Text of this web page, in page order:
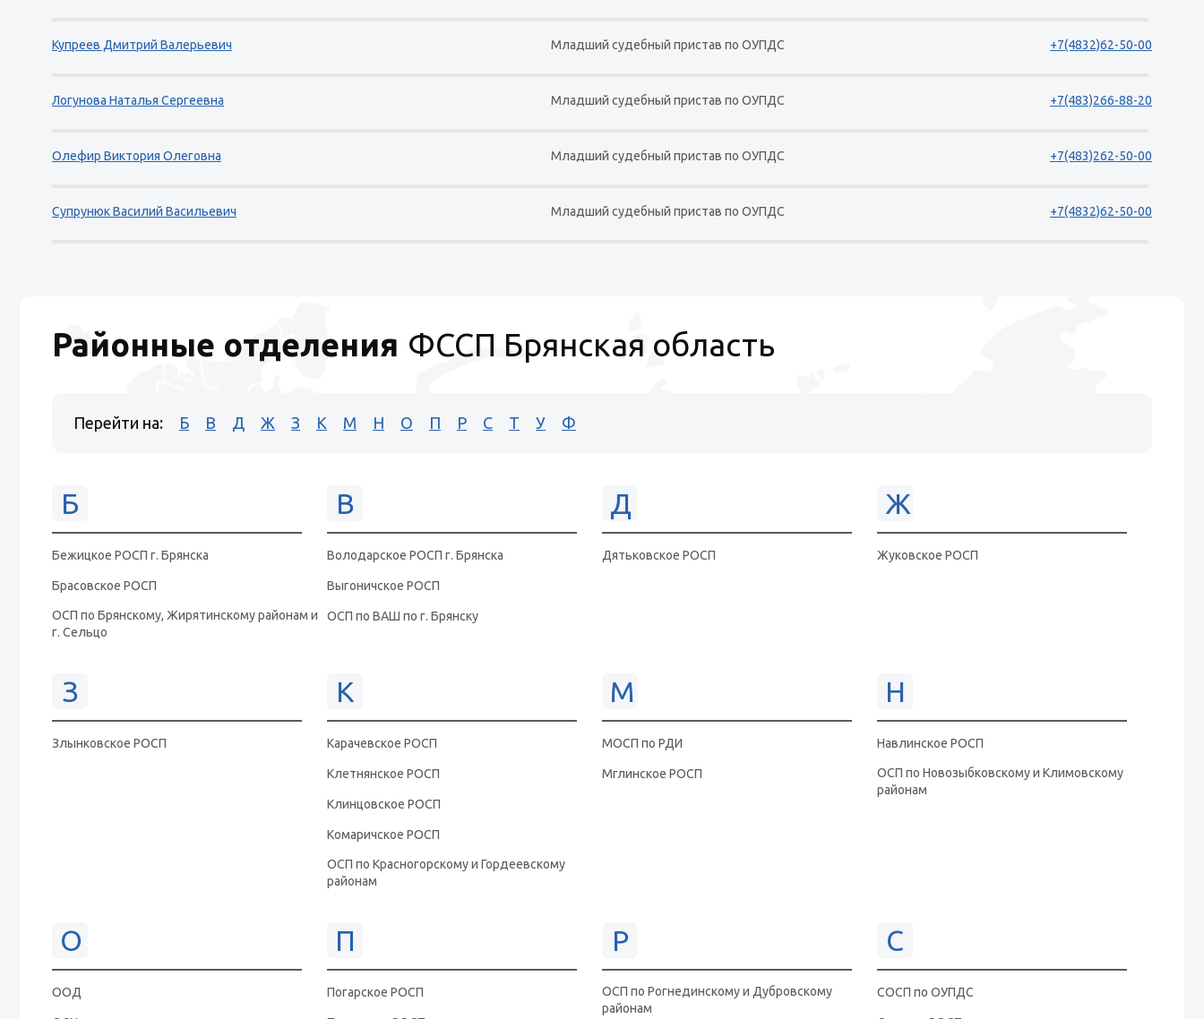
Купреев Дмитрий Валерьевич Младший судебный пристав по ОУПДС +7(4832)62-50-00
Логунова Наталья Сергеевна Младший судебный пристав по ОУПДС +7(483)266-88-20
Олефир Виктория Олеговна Младший судебный пристав по ОУПДС +7(483)262-50-00
Супрунюк Василий Васильевич Младший судебный пристав по ОУПДС +7(4832)62-50-00
Районные отделения ФССП Брянская область
Перейти на: Б В Д Ж З К М Н О П Р С Т У Ф
Б
Бежицкое РОСП г. Брянска
Брасовское РОСП
ОСП по Брянскому, Жирятинскому районам и
г. Сельцо
В
Володарское РОСП г. Брянска
Выгоничское РОСП
ОСП по ВАШ по г. Брянску
Д
Дятьковское РОСП
Ж
Жуковское РОСП
З
Злынковское РОСП
К
Карачевское РОСП
Клетнянское РОСП
Клинцовское РОСП
Комаричское РОСП
ОСП по Красногорскому и Гордеевскому
районам
М
МОСП по РДИ
Мглинское РОСП
Н
Навлинское РОСП
ОСП по Новозыбковскому и Климовскому
районам
О
ООД
П
Погарское РОСП
Р
ОСП по Рогнединскому и Дубровскому
районам
С
СОСП по ОУПДС